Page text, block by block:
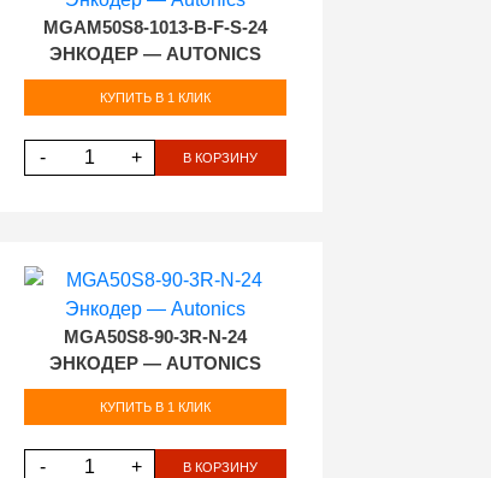
MGAM50S8-1013-B-F-S-24
ЭНКОДЕР — AUTONICS
КУПИТЬ В 1 КЛИК
- + В КОРЗИНУ
MGA50S8-90-3R-N-24
ЭНКОДЕР — AUTONICS
КУПИТЬ В 1 КЛИК
- + В КОРЗИНУ